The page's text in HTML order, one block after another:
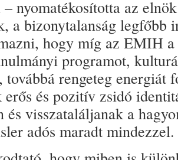
nyomatékosította az
a bizonytalanság legfőbb
hogy míg az EMIH a
programot,
rengeteg energiát
és pozitív zsidó
és visszataláljanak a
adós maradt mindezzel.